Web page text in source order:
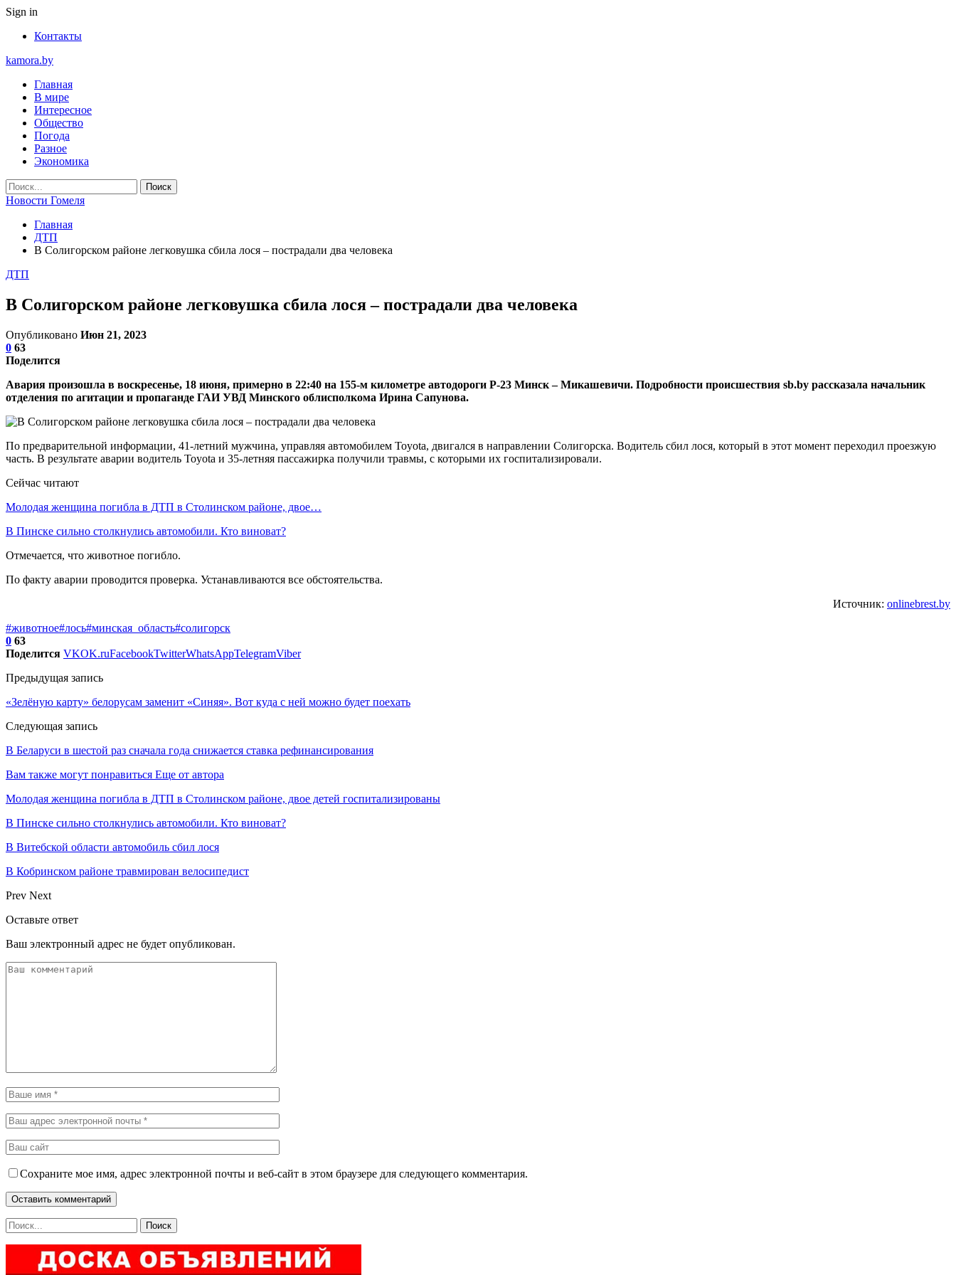
Sign in
Контакты
kamora.by
Главная
В мире
Интересное
Общество
Погода
Разное
Экономика
Новости Гомеля
Главная
ДТП
В Солигорском районе легковушка сбила лося – пострадали два человека
ДТП
В Солигорском районе легковушка сбила лося – пострадали два человека
Опубликовано Июн 21, 2023
0 63
Поделится
Авария произошла в воскресенье, 18 июня, примерно в 22:40 на 155-м километре автодороги Р-23 Минск – Микашевичи. Подробности происшествия sb.by рассказала начальник
отделения по агитации и пропаганде ГАИ УВД Минского облисполкома Ирина Сапунова.
По предварительной информации, 41-летний мужчина, управляя автомобилем Toyota, двигался в направлении Солигорска. Водитель сбил лося, который в этот момент переходил проезжую
часть. В результате аварии водитель Toyota и 35-летняя пассажирка получили травмы, с которыми их госпитализировали.
Сейчас читают
Молодая женщина погибла в ДТП в Столинском районе, двое…
В Пинске сильно столкнулись автомобили. Кто виноват?
Отмечается, что животное погибло.
По факту аварии проводится проверка. Устанавливаются все обстоятельства.
Источник: onlinebrest.by
#животное#лось#минская_область#солигорск
0 63
Поделится VKOK.ruFacebookTwitterWhatsAppTelegramViber
Предыдущая запись
«Зелёную карту» белорусам заменит «Синяя». Вот куда с ней можно будет поехать
Следующая запись
В Беларуси в шестой раз сначала года снижается ставка рефинансирования
Вам также могут понравиться Еще от автора
Молодая женщина погибла в ДТП в Столинском районе, двое детей госпитализированы
В Пинске сильно столкнулись автомобили. Кто виноват?
В Витебской области автомобиль сбил лося
В Кобринском районе травмирован велосипедист
Prev Next
Оставьте ответ
Ваш электронный адрес не будет опубликован.
Сохраните мое имя, адрес электронной почты и веб-сайт в этом браузере для следующего комментария.